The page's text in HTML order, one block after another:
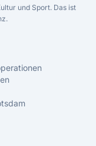
und Sport. Das ist